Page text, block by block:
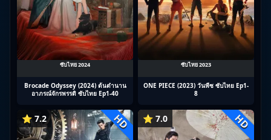
ซับไทย 2024
Brocade Odyssey (2024) ต้นตํานาน
อาภรณ์จักรพรรดิ ซับไทย Ep1-40
ซับไทย 2023
ONE PIECE (2023) วันพีซ ซับไทย Ep1-
8
⭐ 7.2 HD ⭐ 7.0 HD